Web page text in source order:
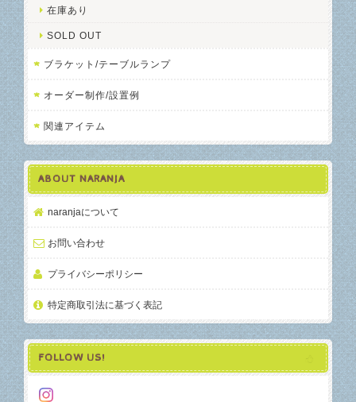
在庫あり
SOLD OUT
ブラケット/テーブルランプ
オーダー制作/設置例
関連アイテム
ABOUT NARANJA
naranjaについて
お問い合わせ
プライバシーポリシー
特定商取引法に基づく表記
FOLLOW US!